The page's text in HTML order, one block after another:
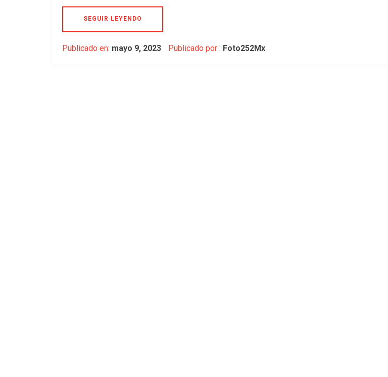
SEGUIR LEYENDO
Publicado en: mayo 9, 2023 Publicado por : Foto252Mx